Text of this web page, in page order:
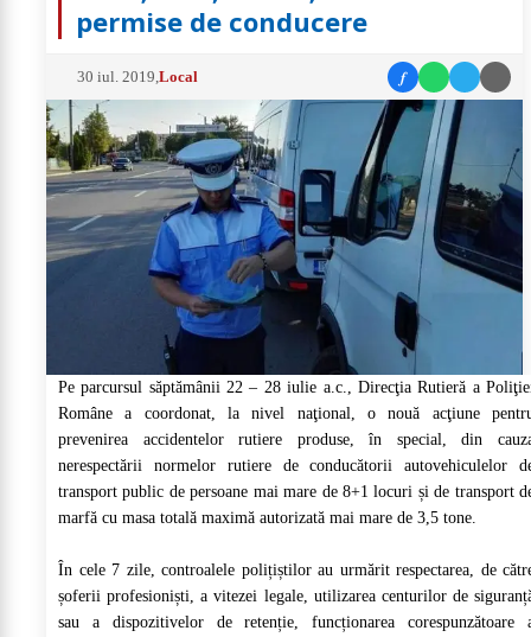
permise de conducere
30 iul. 2019 ,Local f
Pe parcursul săptămânii 22 – 28 iulie a.c., Direcţia Rutieră a
Române a coordonat, la nivel naţional, o nouă acţiune
prevenirea accidentelor rutiere produse, în special, din
nerespectării normelor rutiere de conducătorii autovehiculelor
transport public de persoane mai mare de 8+1 locuri și de transport
marfă cu masa totală maximă autorizată mai mare de 3,5 tone.
În cele 7 zile, controalele polițiștilor au urmărit respectarea, de
șoferii profesioniști, a vitezei legale, utilizarea centurilor de
sau a dispozitivelor de retenție, funcționarea corespunzătoare